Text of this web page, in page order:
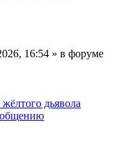
16:54 » в форуме
жёлтого дьявола